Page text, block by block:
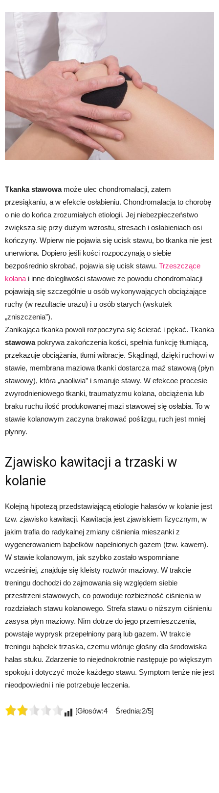
Tkanka stawowamoże ulec chondromalacji, zatem
przesiąkaniu, a w efekcie osłabieniu. Chondromalacja to chorobę
o nie do końca zrozumiałych etiologii. Jej niebezpieczeństwo
zwiększa się przy dużym wzrostu, stresach i osłabieniach osi
kończyny. Wpierw nie pojawia się ucisk stawu, bo tkanka nie jest
unerwiona. Dopiero jeśli kości rozpoczynają o siebie
bezpośrednio skrobać, pojawia się ucisk stawu. Trzeszczące
kolana i inne dolegliwości stawowe ze powodu chondromalacji
pojawiają się szczególnie u osób wykonywających obciążające
ruchy (w rezultacie urazu) i u osób starych (wskutek
„zniszczenia”).
Zanikająca tkanka powoli rozpoczyna się ścierać i pękać. Tkanka
stawowapokrywa zakończenia kości, spełnia funkcję tłumiącą,
przekazuje obciążania, tłumi wibracje. Skądinąd, dzięki ruchowi w
stawie, membrana maziowa tkanki dostarcza maź stawową (płyn
stawowy), która „naoliwia” i smaruje stawy. W efekcoe procesie
zwyrodnieniowego tkanki, traumatyzmu kolana, obciążenia lub
braku ruchu ilość produkowanej mazi stawowej się osłabia. To w
stawie kolanowym zaczyna brakować poślizgu, ruch jest mniej
płynny.
Zjawisko kawitacji a trzaski w
kolanie
Kolejną hipotezą przedstawiającą etiologie hałasów w kolanie jest
tzw. zjawisko kawitacji. Kawitacja jest zjawiskiem fizycznym, w
jakim trafia do radykalnej zmiany ciśnienia mieszanki z
wygenerowaniem bąbelków napełnionych gazem (tzw. kawern).
W stawie kolanowym, jak szybko zostało wspomniane
wcześniej, znajduje się kleisty roztwór maziowy. W trakcie
treningu dochodzi do zajmowania się względem siebie
przestrzeni stawowych, co powoduje rozbieżność ciśnienia w
rozdziałach stawu kolanowego. Strefa stawu o niższym ciśnieniu
zasysa płyn maziowy. Nim dotrze do jego przemieszczenia,
powstaje wyprysk przepełniony parą lub gazem. W trakcie
treningu bąbelek trzaska, czemu wtóruje głośny dla środowiska
hałas stuku. Zdarzenie to niejednokrotnie następuje po większym
spokoju i dotyczyć może każdego stawu. Symptom tenże nie jest
nieodpowiedni i nie potrzebuje leczenia.
[Głosów:4 Średnia:2/5]